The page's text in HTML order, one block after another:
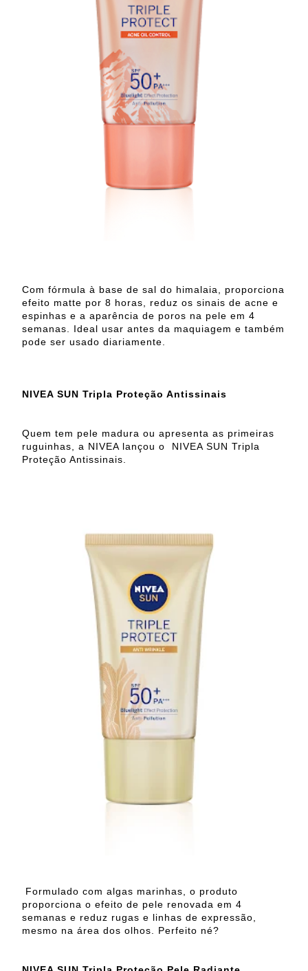
Com fórmula à base de sal do himalaia, proporciona
efeito matte por 8 horas, reduz os sinais de acne e
espinhas e a aparência de poros na pele em 4
semanas. Ideal usar antes da maquiagem e também
pode ser usado diariamente.
NIVEA SUN Tripla Proteção Antissinais
Quem tem pele madura ou apresenta as primeiras
ruguinhas, a NIVEA lançou o NIVEA SUN Tripla
Proteção Antissinais.
Formulado com algas marinhas, o produto
proporciona o efeito de pele renovada em 4
semanas e reduz rugas e linhas de expressão,
mesmo na área dos olhos. Perfeito né?